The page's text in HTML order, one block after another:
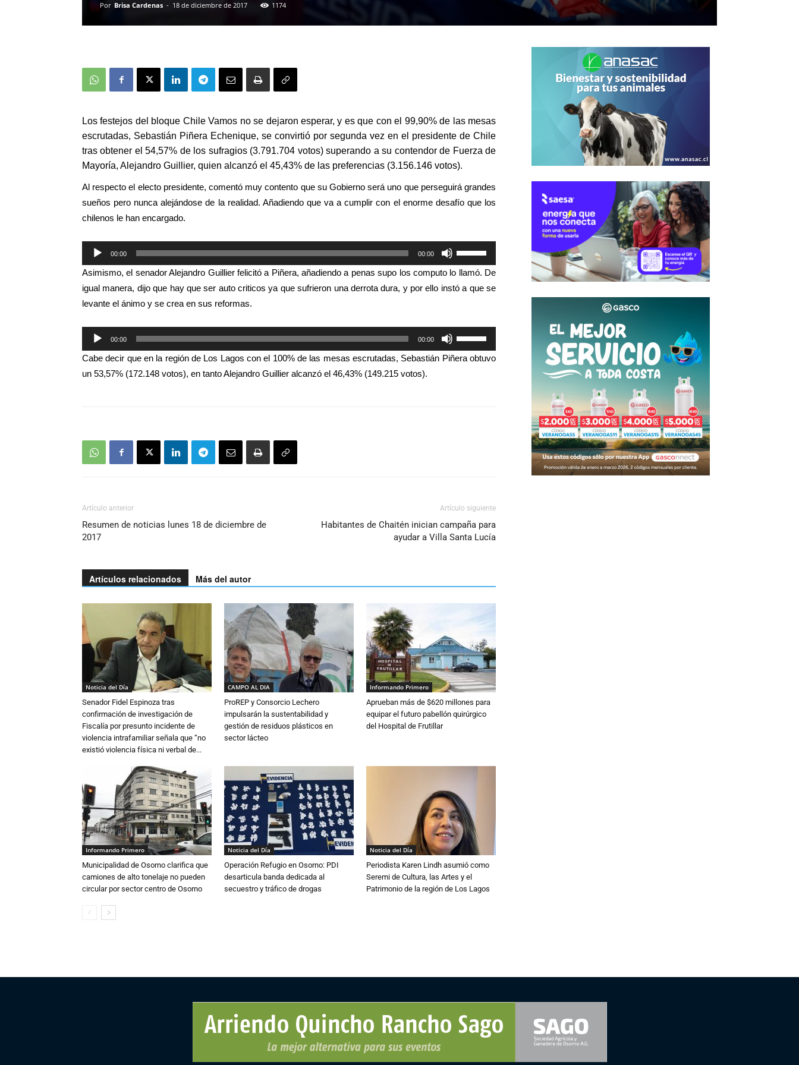
Por Brisa Cardenas - 18 de diciembre de 2017 1174
Los festejos del bloque Chile Vamos no se dejaron esperar, y es que con el 99,90%de las mesas
escrutadas, Sebastián Piñera Echenique, se convirtió por segunda vez en el presidente de Chile
tras obtener el 54,57% de los sufragios (3.791.704 votos) superando a su contendor de Fuerza de
Mayoría, Alejandro Guillier, quien alcanzó el 45,43% de las preferencias (3.156.146 votos).
Al respecto el electo presidente, comentó muy contento que su Gobierno será uno que perseguirá grandes
sueños pero nunca alejándose de la realidad. Añadiendo que va a cumplir con el enorme desafío que los
chilenos le han encargado.
Reproductor
de
audio
00:00 00:00
Utiliza
las
arriba/abajo
para
aumentar
Asimismo, el senador Alejandro Guillier felicitó a Piñera, añadiendo a penas supo los computo lo llamó. De
igual manera, dijo que hay que ser auto criticos ya que sufrieron una derrota dura, y por ello instó a que se
levante el ánimo y se crea en sus reformas.
Reproductor
de
audio
00:00 00:00
Utiliza
las
volumen.
Cabe decir que en la región de Los Lagos con el 100% de las mesas escrutadas, Sebastián Piñera obtuvo
un 53,57% (172.148 votos), en tanto Alejandro Guillier alcanzó el 46,43% (149.215 votos).
Artículo anterior
Resumen de noticias lunes 18 de diciembre de
2017
Artículo siguiente
Habitantes de Chaitén inician campaña para
ayudar a Villa Santa Lucía
Artículos relacionados Más del autor
Noticia del Día
Senador Fidel Espinoza tras
confirmación de investigación de
Fiscalía por presunto incidente de
violencia intrafamiliar señala que “no
existió violencia física ni verbal de...
CAMPO AL DIA
ProREP y Consorcio Lechero
impulsarán la sustentabilidad y
gestión de residuos plásticos en
sector lácteo
Informando Primero
Aprueban más de $620 millones para
equipar el futuro pabellón quirúrgico
del Hospital de Frutillar
Informando Primero
Municipalidad de Osorno clarifica que
camiones de alto tonelaje no pueden
circular por sector centro de Osorno
Noticia del Día
Operación Refugio en Osorno: PDI
desarticula banda dedicada al
secuestro y tráfico de drogas
Noticia del Día
Periodista Karen Lindh asumió como
Seremi de Cultura, las Artes y el
Patrimonio de la región de Los Lagos